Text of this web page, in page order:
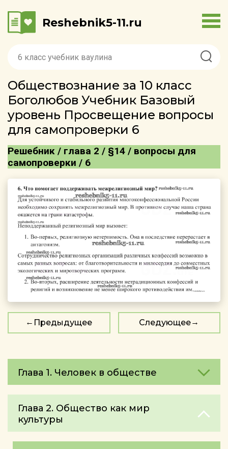
Reshebnik5-11.ru
Обществознание за 10 класс
Боголюбов Учебник Базовый
уровень Просвещение вопросы
для самопроверки 6
Решебник / глава 2 / §14 / вопросы для
самопроверки / 6
Предыдущее Следующее
Глава 1. Человек в обществе
Глава 2. Общество как мир
культуры